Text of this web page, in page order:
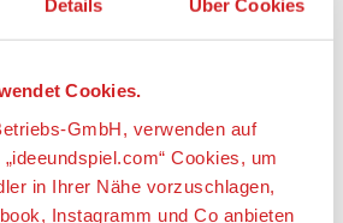
Details Über Cookies
Cookies.
GmbH, verwenden auf
Cookies, um
in Ihrer Nähe vorzuschlagen,
Instagramm und Co anbieten
Ihnen auf einer Übersichtsseite
relevanten Daten noch einmal
haben Sie hier die Möglichkeit, die